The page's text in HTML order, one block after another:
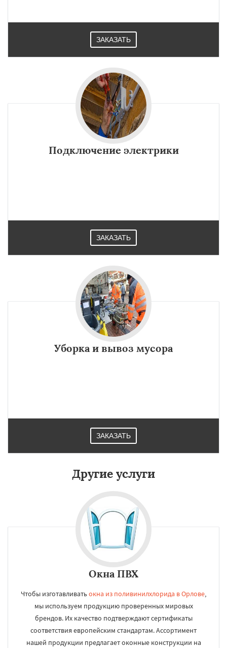
ЗАКАЗАТЬ
Подключение электрики
ЗАКАЗАТЬ
Уборка и вывоз мусора
ЗАКАЗАТЬ
Другие услуги
Окна ПВХ
Чтобы изготавливатьокна из поливинилхлорида в Орлове,
мы используем продукцию проверенных мировых
брендов. Их качество подтверждают сертификаты
соответствия европейским стандартам. Ассортимент
нашей продукции предлагает оконные конструкции на